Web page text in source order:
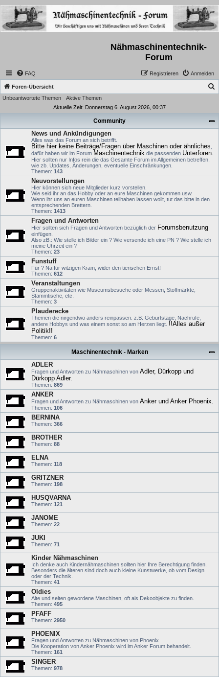
Nähmaschinentechnik-
Forum
FAQ Anmelden
Registrieren
Foren-Übersicht
Unbeantwortete Themen
Aktive Themen
Aktuelle Zeit: Donnerstag 6. August 2026, 00:37
Community
News und Ankündigungen
Alles was das Forum an sich betrifft.
Bitte hier keine Beiträge/Fragen über Maschinen oder ähnliches
dafür haben wir im Forum Maschinentechnik die passenden Unterforen
Hier sollten nur Infos rein die das Gesamte Forum im Allgemeinen betreffen,
wie zb. Updates, Änderungen, eventuelle Einschränkungen.
Themen: 143
Neuvorstellungen
Hier können sich neue Mitglieder kurz vorstellen.
Wie seid ihr an das Hobby oder an eure Maschinen gekommen usw.
Wenn ihr uns an euren Maschinen teilhaben lassen wollt, tut das bitte in den
entsprechenden Brettern.
Themen: 1413
Fragen und Antworten
Hier sollten sich Fragen und Antworten bezüglich der Forumsbenutzung
einfügen.
Also zB.: Wie stelle ich Bilder ein ? Wie versende ich eine PN ? Wie stelle ich
meine Uhrzeit ein ?
Themen: 23
Funstuff
Für ? Na für witzigen Kram, wider den tierischen Ernst!
Themen: 612
Veranstaltungen
Gruppenaktivitäten wie Museumsbesuche oder Messen, Stoffmärkte,
Stammtische, etc.
Themen: 3
Plauderecke
Themen die nirgendwo anders reinpassen. z.B: Geburtstage, Nachrufe,
andere Hobbys und was einem sonst so am Herzen liegt. !!Alles außer
Politik!!
Themen: 6
Maschinentechnik - Marken
ADLER
Fragen und Antworten zu Nähmaschinen von Adler, Dürkopp und
Dürkopp Adler.
Themen: 869
ANKER
Fragen und Antworten zu Nähmaschinen von Anker und Anker Phoenix.
Themen: 106
BERNINA
Themen: 366
BROTHER
Themen: 88
ELNA
Themen: 118
GRITZNER
Themen: 198
HUSQVARNA
Themen: 121
JANOME
Themen: 22
JUKI
Themen: 71
Kinder Nähmaschinen
Ich denke auch Kindernähmaschinen sollten hier Ihre Berechtigung finden.
Besonders die älteren sind doch auch kleine Kunstwerke, ob vom Design
oder der Technik.
Themen: 41
Oldies
Alte und selten gewordene Maschinen, oft als Dekoobjekte zu finden.
Themen: 495
PFAFF
Themen: 2950
PHOENIX
Fragen und Antworten zu Nähmaschinen von Phoenix.
Die Kooperation von Anker Phoenix wird im Anker Forum behandelt.
Themen: 161
SINGER
Themen: 978